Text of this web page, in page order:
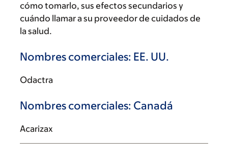
cómo tomarlo, sus efectos secundarios y
cuándo llamar a su proveedor de cuidados de
la salud.
Nombres comerciales: EE. UU.
Odactra
Nombres comerciales: Canadá
Acarizax